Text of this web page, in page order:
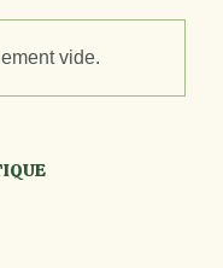
vide.